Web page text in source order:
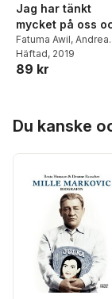
Jag har tänkt
mycket på oss
våra utmattade
kroppar
Fatuma Awil, Andrea
Malesevic,Jona
Knutsson
Freke Räihä, Helene
Ina Hallström,Leif
Ankarborg,Anna
Arvidsdotter,Silas
Erik Haking,Beata
Hansson,Towe Falk
Don Elias
Henrik
Bromander,Tommy
Sundvall,Linda
Wagenius,Helena
Gillinger,Jonas Bengt
Häftad, 2019
89 kr
Du kanske